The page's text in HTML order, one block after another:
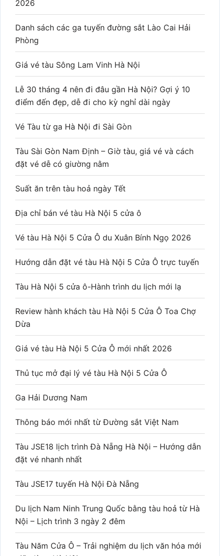
2026
Danh sách các ga tuyến đường sắt Lào Cai Hải
Phòng
Giá vé tàu Sông Lam Vinh Hà Nội
Lễ 30 tháng 4 nên đi đâu gần Hà Nội? Gợi ý 10
điểm đến đẹp, dễ đi cho kỳ nghỉ dài ngày
Vé Tàu từ ga Hà Nội đi Sài Gòn
Tàu Sài Gòn Nam Định – Giờ tàu, giá vé và cách
đặt vé dễ có giường nằm
Suất ăn trên tàu hoả ngày Tết
Địa chỉ bán vé tàu Hà Nội 5 cửa ô
Vé tàu Hà Nội 5 Cửa Ô du Xuân Bính Ngọ 2026
Hướng dẫn đặt vé tàu Hà Nội 5 Cửa Ô trực tuyến
Tàu Hà Nội 5 cửa ô-Hành trình du lịch mới lạ
Review hành khách tàu Hà Nội 5 Cửa Ô Toa Chợ
Dừa
Giá vé tàu Hà Nội 5 Cửa Ô mới nhất 2026
Thủ tục mở đại lý vé tàu Hà Nội 5 Cửa Ô
Ga Hải Dương Nam
Thông báo mới nhất từ Đường sắt Việt Nam
Tàu JSE18 lịch trình Đà Nẵng Hà Nội – Hướng dẫn
đặt vé nhanh nhất
Tàu JSE17 tuyến Hà Nội Đà Nẵng
Du lịch Nam Ninh Trung Quốc bằng tàu hoả từ Hà
Nội – Lịch trình 3 ngày 2 đêm
Tàu Năm Cửa Ô – Trải nghiệm du lịch văn hóa mới